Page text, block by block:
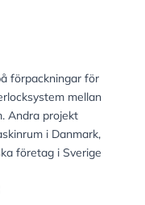
förpackningar för
mellan
Andra projekt
i Danmark,
företag i Sverige